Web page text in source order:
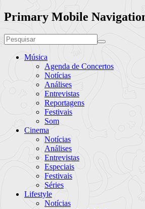
Primary Mobile
Música
Agenda de Concertos
Notícias
Análises
Entrevistas
Reportagens
Festivais
Som
Cinema
Notícias
Análises
Entrevistas
Especiais
Festivais
Séries
Lifestyle
Notícias